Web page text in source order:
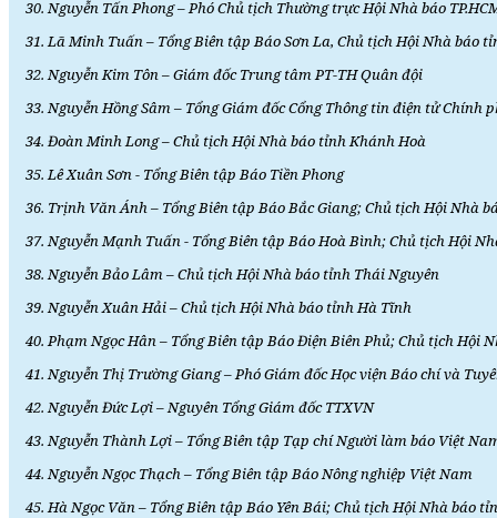
30. Nguyễn Tấn Phong – Phó Chủ tịch Thường trực Hội Nhà báo
31. Lã Minh Tuấn – Tổng Biên tập Báo Sơn La, Chủ tịch Hội Nhà báo
32. Nguyễn Kim Tôn – Giám đốc Trung tâm PT-TH Quân đội
33. Nguyễn Hồng Sâm – Tổng Giám đốc Cổng Thông tin điện tử Chính
34. Đoàn Minh Long – Chủ tịch Hội Nhà báo tỉnh Khánh Hoà
35. Lê Xuân Sơn - Tổng Biên tập Báo Tiền Phong
36. Trịnh Văn Ánh – Tổng Biên tập Báo Bắc Giang; Chủ tịch Hội Nhà
37. Nguyễn Mạnh Tuấn - Tổng Biên tập Báo Hoà Bình; Chủ tịch Hội
38. Nguyễn Bảo Lâm – Chủ tịch Hội Nhà báo tỉnh Thái Nguyên
39. Nguyễn Xuân Hải – Chủ tịch Hội Nhà báo tỉnh Hà Tĩnh
40. Phạm Ngọc Hân – Tổng Biên tập Báo Điện Biên Phủ; Chủ tịch Hội
41. Nguyễn Thị Trường Giang – Phó Giám đốc Học viện Báo chí và
42. Nguyễn Đức Lợi – Nguyên Tổng Giám đốc TTXVN
43. Nguyễn Thành Lợi – Tổng Biên tập Tạp chí Người làm báo Việt
44. Nguyễn Ngọc Thạch – Tổng Biên tập Báo Nông nghiệp Việt Nam
45. Hà Ngọc Văn – Tổng Biên tập Báo Yên Bái; Chủ tịch Hội Nhà báo